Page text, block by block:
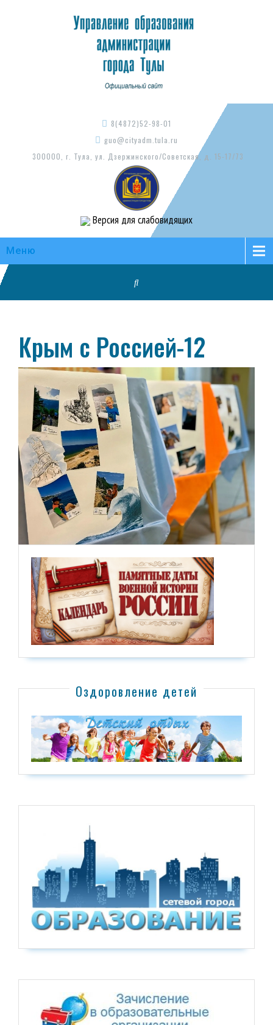
8(4872)52-98-01
guo@cityadm.tula.ru
300000, г. Тула, ул. Дзержинского/Советская, д. 15-17/73
Версия для слабовидящих
Меню
Крым с Россией-12
Оздоровление детей